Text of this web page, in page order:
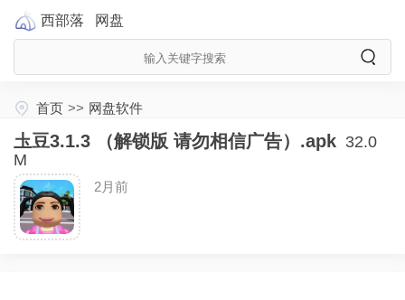
西部落 网盘
首页 >> 网盘软件
圡豆3.1.3 （解锁版 请勿相信广告）.apk 32.0
M
2月前